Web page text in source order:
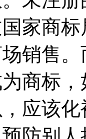
家商
销售
商标
应该